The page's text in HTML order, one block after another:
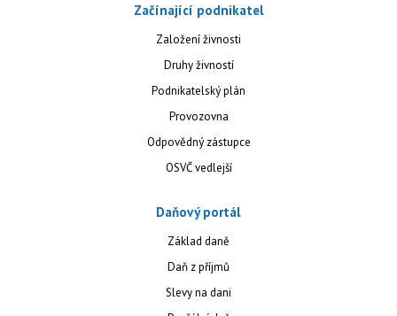
Začínající podnikatel
Založení živnosti
Druhy živností
Podnikatelský plán
Provozovna
Odpovědný zástupce
OSVČ vedlejší
Daňový portál
Základ daně
Daň z příjmů
Slevy na dani